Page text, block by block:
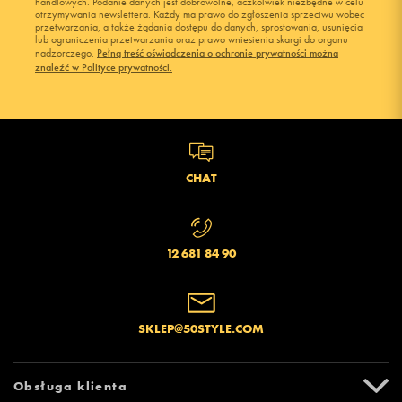
otrzymywania newslettera. Każdy ma prawo do zgłoszenia sprzeciwu wobec
przetwarzania, a także żądania dostępu do danych, sprostowania, usunięcia
lub ograniczenia przetwarzania oraz prawo wniesienia skargi do organu
nadzorczego. Pełną treść oświadczenia o ochronie prywatności można
znaleźć w Polityce prywatności.
CHAT
12 681 84 90
SKLEP@50STYLE.COM
Obsługa klienta